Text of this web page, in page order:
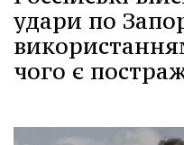
удари по
чого є